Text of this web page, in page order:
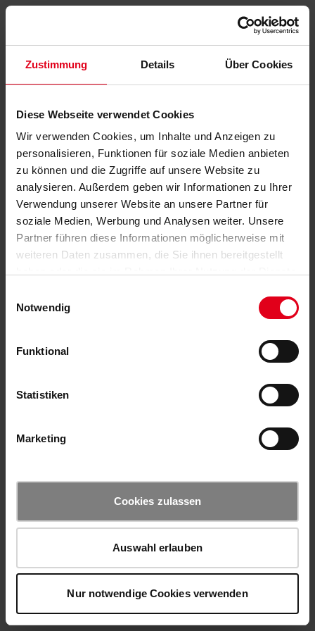
Zustimmung Details Über Cookies
Diese Webseite verwendet Cookies
Wir verwenden Cookies, um Inhalte und Anzeigen zu
personalisieren, Funktionen für soziale Medien anbieten
zu können und die Zugriffe auf unsere Website zu
analysieren. Außerdem geben wir Informationen zu Ihrer
Verwendung unserer Website an unsere Partner für
soziale Medien, Werbung und Analysen weiter. Unsere
Partner führen diese Informationen möglicherweise mit
weiteren Daten zusammen, die Sie ihnen bereitgestellt
Notwendig
Funktional
Statistiken
Marketing
Cookies zulassen
Auswahl erlauben
Nur notwendige Cookies verwenden